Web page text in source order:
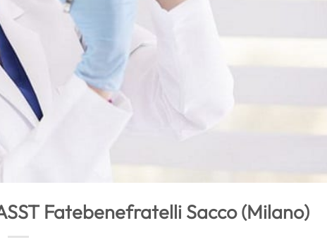
Fatebenefratelli Sacco (Milano)